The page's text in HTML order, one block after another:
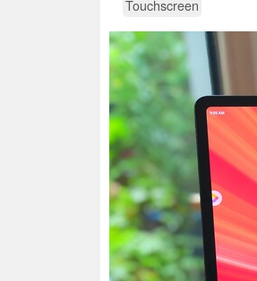
Touchscreen